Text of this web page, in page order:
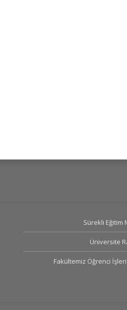
Sürekli Eğitim
Üniversite
Fakültemiz Öğrenci